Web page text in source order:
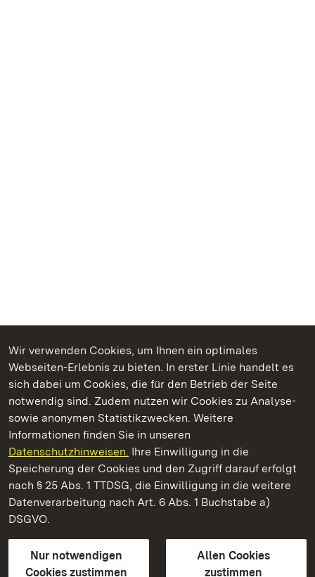
Wir verwenden Cookies, um Ihnen ein optimales
Webseiten-Erlebnis zu bieten. In erster Linie handelt es
sich dabei um Cookies, die für den Betrieb der Seite
notwendig sind. Zudem nutzen wir Cookies zu Analyse-
sowie anonymen Statistikzwecken. Weitere
Informationen finden Sie in unseren
Datenschutzhinweisen. Ihre Einwilligung in die
Speicherung der Cookies und den Zugriff darauf erfolgt
nach § 25 Abs. 1 TTDSG, die Einwilligung in die weitere
Datenverarbeitung nach Art. 6 Abs. 1 Buchstabe a)
DSGVO.
Nur notwendigen
Cookies zustimmen
Allen Cookies
zustimmen
Kommen. Staunen. Genießen.
Staatliche Schlösser und Gärten Baden‑Württemberg
Staatliche Schlösser und Gärten Baden-Württemberg
Kontakt
GebärdenspracheLeichte Sprache
Erklärung zur Barrierefreiheit
BITV-konform (geprüfte Seiten)